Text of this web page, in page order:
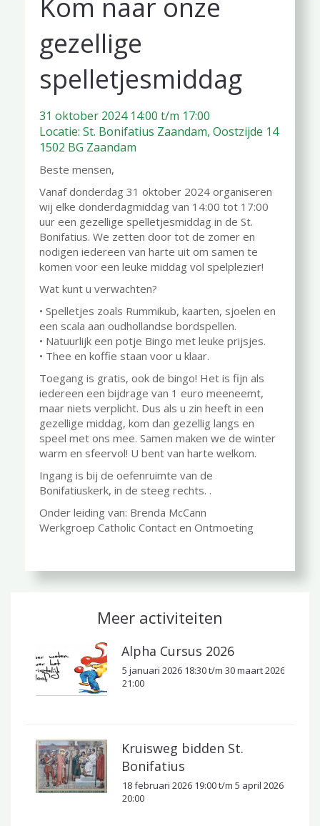
Kom naar onze
gezellige
spelletjesmiddag
31 oktober 2024 14:00 t/m 17:00
Locatie: St. Bonifatius Zaandam, Oostzijde 14
1502 BG Zaandam
Beste mensen,
Vanaf donderdag 31 oktober 2024 organiseren
wij elke donderdagmiddag van 14:00 tot 17:00
uur een gezellige spelletjesmiddag in de St.
Bonifatius. We zetten door tot de zomer en
nodigen iedereen van harte uit om samen te
komen voor een leuke middag vol spelplezier!
Wat kunt u verwachten?
• Spelletjes zoals Rummikub, kaarten, sjoelen en
een scala aan oudhollandse bordspellen.
• Natuurlijk een potje Bingo met leuke prijsjes.
• Thee en koffie staan voor u klaar.
Toegang is gratis, ook de bingo! Het is fijn als
iedereen een bijdrage van 1 euro meeneemt,
maar niets verplicht. Dus als u zin heeft in een
gezellige middag, kom dan gezellig langs en
speel met ons mee. Samen maken we de winter
warm en sfeervol! U bent van harte welkom.
Ingang is bij de oefenruimte van de
Bonifatiuskerk, in de steeg rechts. .
Onder leiding van: Brenda McCann
Werkgroep Catholic Contact en Ontmoeting
Meer activiteiten
Alpha Cursus 2026
5 januari 2026 18:30 t/m 30 maart 2026
21:00
Kruisweg bidden St.
Bonifatius
18 februari 2026 19:00 t/m 5 april 2026
20:00